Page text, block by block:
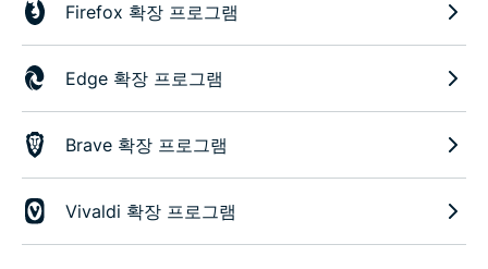
Firefox 확장 프로그램
Edge 확장 프로그램
Brave 확장 프로그램
Vivaldi 확장 프로그램